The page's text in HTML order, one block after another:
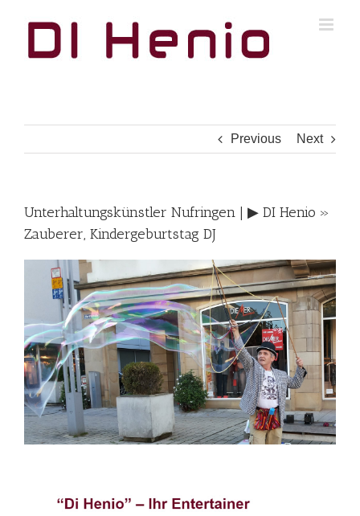
Previous Next
Unterhaltungskünstler Nufringen | ▶︎ DI Henio »
Zauberer, Kindergeburtstag DJ